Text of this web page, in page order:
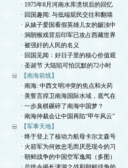
· 1975年8月河南水库溃坝后的回忆
· 回国趣闻: 与低端屁民交往和翻墙
· 从婊子爱国看假英雄儿女的龌浊中
· 洞朗猴戏背后印军已攻占西藏世界
· 被强奸的人民的名义
· 回国见闻：好日子里的核心价值观
· 圣诞节 大陆陷可怕沉默的72小时
【南海前线】
· 南海: 中西文明冲突的焦点和火药
· 美誓言捍卫南海国际水域，底气在
· 一步臭棋碾碎了南海中国梦？
· 南海仲裁会让中国再陷“甲午风云”
【军事天地】
· 终于登上了核动力航母卡尔文森号
· 火箭军为何效忠毛而厌恶现今的习
· 朝鲜战争的中国空军逸闻（多图）